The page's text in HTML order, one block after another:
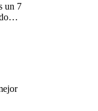
un 7